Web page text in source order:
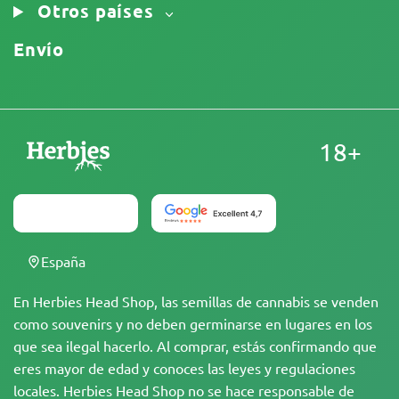
Otros países
Envío
En Herbies Head Shop, las semillas de cannabis se venden
como souvenirs y no deben germinarse en lugares en los
que sea ilegal hacerlo. Al comprar, estás confirmando que
eres mayor de edad y conoces las leyes y regulaciones
locales. Herbies Head Shop no se hace responsable de
18+
España